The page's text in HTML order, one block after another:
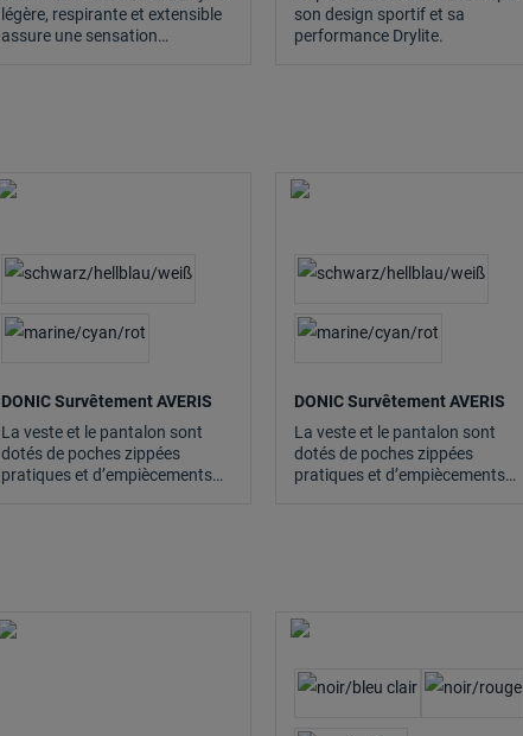
légère, respirante et extensible
assure une sensation
son design sportif et sa
performance Drylite.
DONIC Survêtement AVERIS
La veste et le pantalon sont
dotés de poches zippées
pratiques et d’empiècements
DONIC Survêtement AVERIS
La veste et le pantalon sont
dotés de poches zippées
pratiques et d’empiècements